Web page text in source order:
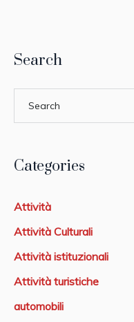
Search
Categories
Attività
Attività Culturali
Attività istituzionali
Attività turistiche
automobili